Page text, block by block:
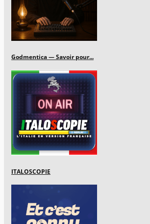
Godmentica — Savoir pour...
ITALOSCOPIE